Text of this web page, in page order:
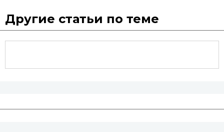
Другие статьи по теме